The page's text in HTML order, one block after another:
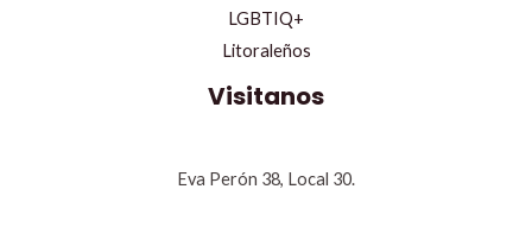
LGBTIQ+
Litoraleños
Visitanos
Eva Perón 38, Local 30.